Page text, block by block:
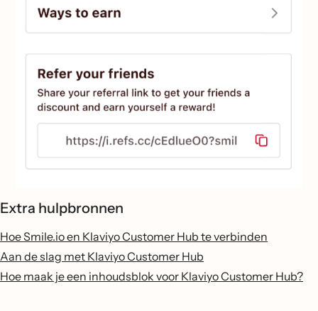
Extra hulpbronnen
Hoe Smile.io en Klaviyo Customer Hub te verbinden
Aan de slag met Klaviyo Customer Hub
Hoe maak je een inhoudsblok voor Klaviyo Customer Hub?